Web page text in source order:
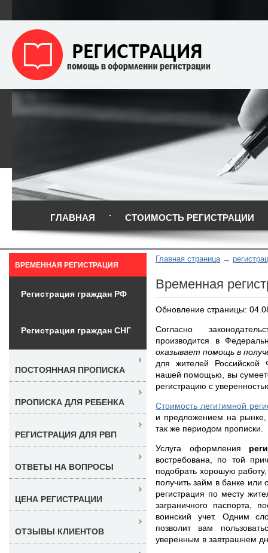
ГЛАВНАЯ СТОИМОСТЬ РЕГИСТРАЦИИ
Главная страница
Временная
Обновление страницы:
Согласно
производится в
оказывает помощь в
для жителей
нашей помощью, вы
регистрацию с
Стоимость легитимной
и предложением на
так же периодом прописки.
Услуга оформления
востребована, по той
подобрать хорошую
получить займ в банке или
регистрация по месту
заграничного паспорта,
воинский учет. Одним
позволит вам
уверенным в завтрашнем
ВРЕМЕННАЯ РЕГИСТРАЦИЯ
Регистрация граждан РФ
Регистрация граждан СНГ
ПОСТОЯННАЯ ПРОПИСКА
ПРОПИСКА ДЛЯ РЕБЕНКА
РЕГИСТРАЦИЯ ДЛЯ РВП
ОТВЕТЫ НА ВОПРОСЫ
ЦЕНА РЕГИСТРАЦИИ
ОТЗЫВЫ КЛИЕНТОВ